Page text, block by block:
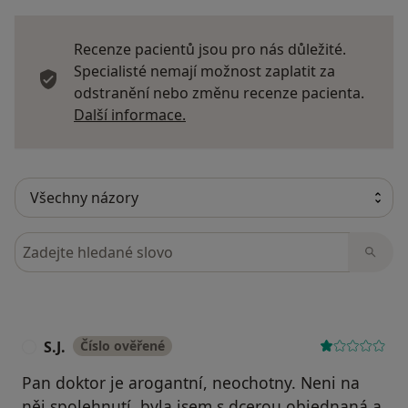
Recenze pacientů jsou pro nás důležité.
Specialisté nemají možnost zaplatit za
odstranění nebo změnu recenze pacienta.
Další informace.
Hledejte v názorech
S.J. Číslo ověřené
Pan doktor je arogantní, neochotny. Neni na